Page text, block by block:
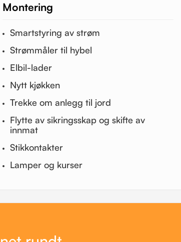
Montering
Smartstyring av strøm
Strømmåler til hybel
Elbil-lader
Nytt kjøkken
Trekke om anlegg til jord
Flytte av sikringsskap og skifte av
innmat
Stikkontakter
Lamper og kurser